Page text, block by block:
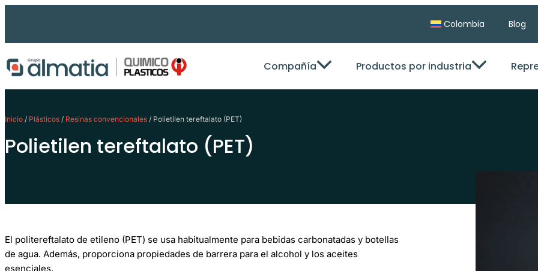
Ir
Colombia Blog
Compañía Productos por industria
Inicio / Plásticos / Resinas convencionales / Polietilen tereftalato (PET)
Polietilen tereftalato (PET)
El politereftalato de etileno (PET) se usa habitualmente para bebidas carbonatadas y botellas
de agua. Además, proporciona propiedades de barrera para el alcohol y los aceites
esenciales.